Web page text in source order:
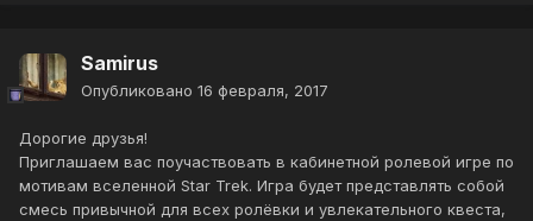
Samirus
Опубликовано 16 февраля, 2017
Дорогие друзья!
Приглашаем вас поучаствовать в кабинетной ролевой игре по
мотивам вселенной Star Trek. Игра будет представлять собой
смесь привычной для всех ролёвки и увлекательного квеста,